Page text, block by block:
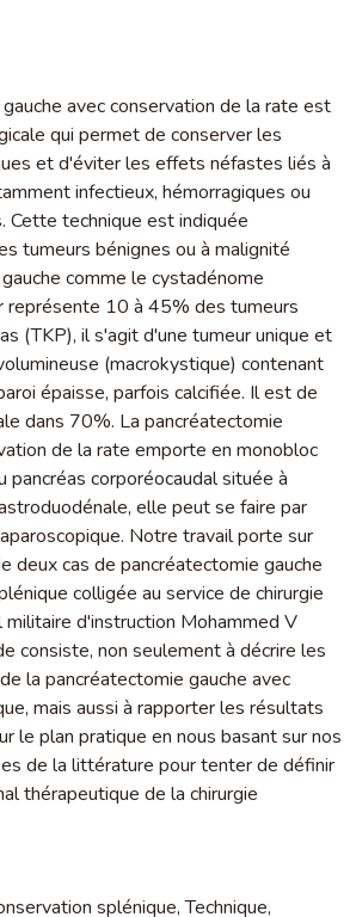
avec conservation de la rate est
qui permet de conserver les
et d'éviter les effets néfastes liés à
infectieux, hémorragiques ou
Cette technique est indiquée
tumeurs bénignes ou à malignité
comme le cystadénome
représente 10 à 45% des tumeurs
(TKP), il s'agit d'une tumeur unique et
(macrokystique) contenant
épaisse, parfois calcifiée. Il est de
dans 70%. La pancréatectomie
de la rate emporte en monobloc
pancréas corporéocaudal située à
elle peut se faire par
Notre travail porte sur
deux cas de pancréatectomie gauche
colligée au service de chirurgie
d'instruction Mohammed V
consiste, non seulement à décrire les
la pancréatectomie gauche avec
mais aussi à rapporter les résultats
le plan pratique en nous basant sur nos
de la littérature pour tenter de définir
thérapeutique de la chirurgie
splénique,Technique,